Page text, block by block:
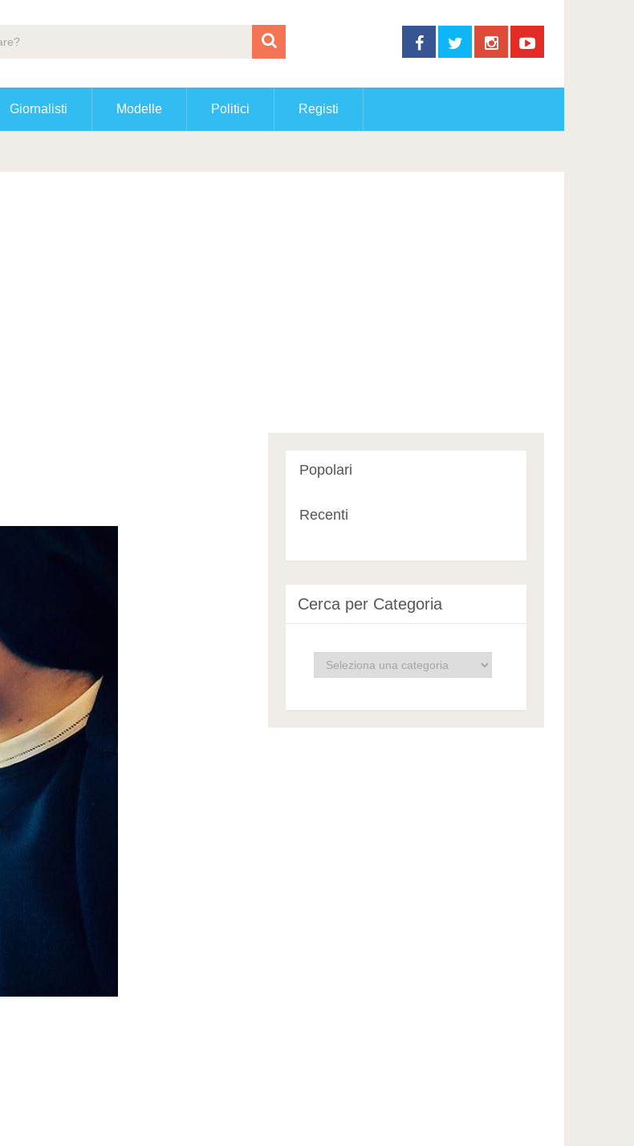
Giornalisti Modelle Politici Registi
Popolari
Recenti
Cerca per Categoria
Cerca
per